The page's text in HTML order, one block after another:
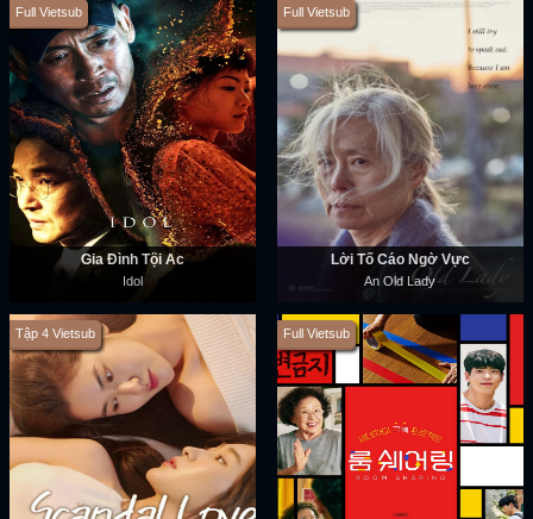
Full Vietsub
Gia Đình Tội Ác
Idol
Full Vietsub
Lời Tố Cáo Ngờ Vực
An Old Lady
Tập 4 Vietsub Full Vietsub